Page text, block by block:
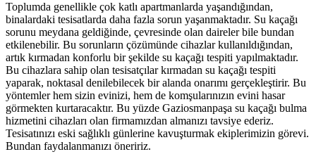
Toplumda genellikle çok katlı apartmanlarda yaşandığından,
binalardaki tesisatlarda daha fazla sorun yaşanmaktadır. Su kaçağı
sorunu meydana geldiğinde, çevresinde olan daireler bile bundan
etkilenebilir. Bu sorunların çözümünde cihazlar kullanıldığından,
artık kırmadan konforlu bir şekilde su kaçağı tespiti yapılmaktadır.
Bu cihazlara sahip olan tesisatçılar kırmadan su kaçağı tespiti
yaparak, noktasal denilebilecek bir alanda onarımı gerçekleştirir. Bu
yöntemler hem sizin evinizi, hem de komşularınızın evini hasar
görmekten kurtaracaktır. Bu yüzde Gaziosmanpaşa su kaçağı bulma
hizmetini cihazları olan firmamızdan almanızı tavsiye ederiz.
Tesisatınızı eski sağlıklı günlerine kavuşturmak ekiplerimizin görevi.
Bundan faydalanmanızı öneririz.